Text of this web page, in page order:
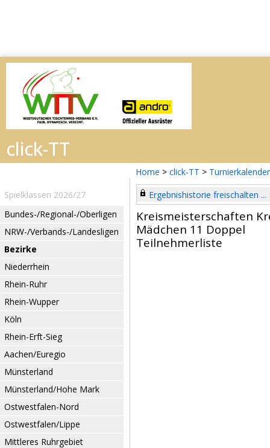
Home > click-TT > Turnierkalender
Spielklassen 2026/27
Bundes-/Regional-/Oberligen
NRW-/Verbands-/Landesligen
Bezirke
Niederrhein
Rhein-Ruhr
Rhein-Wupper
Köln
Rhein-Erft-Sieg
Aachen/Euregio
Münsterland
Münsterland/Hohe Mark
Ostwestfalen-Nord
Ostwestfalen/Lippe
Mittleres Ruhrgebiet
Ergebnishistorie freischalten ...
Kreismeisterschaften
Mädchen 11 Doppel
Teilnehmerliste